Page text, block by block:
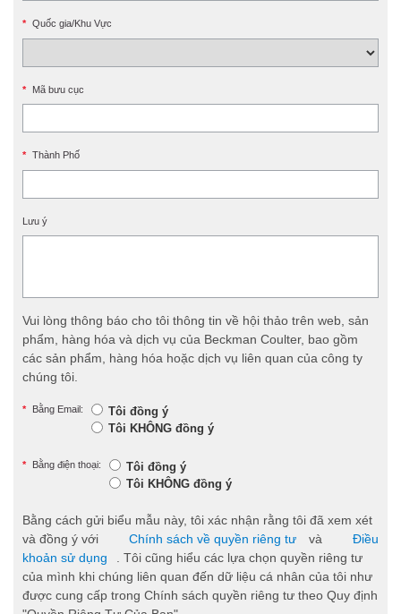
* Quốc gia/Khu Vực
* Mã bưu cục
* Thành Phố
Lưu ý
Vui lòng thông báo cho tôi thông tin về hội thảo trên web, sản
phẩm, hàng hóa và dịch vụ của Beckman Coulter, bao gồm
các sản phẩm, hàng hóa hoặc dịch vụ liên quan của công ty
chúng tôi.
* Bằng Email:
Tôi đồng ý
Tôi KHÔNG đồng ý
* Bằng điện thoại:
Tôi đồng ý
Tôi KHÔNG đồng ý
Bằng cách gửi biểu mẫu này, tôi xác nhận rằng tôi đã xem xét
và đồng ý với
Chính sách về quyền riêng tư và
Điều
khoản sử dụng
. Tôi cũng hiểu các lựa chọn quyền riêng tư
của mình khi chúng liên quan đến dữ liệu cá nhân của tôi như
được cung cấp trong Chính sách quyền riêng tư theo Quy định